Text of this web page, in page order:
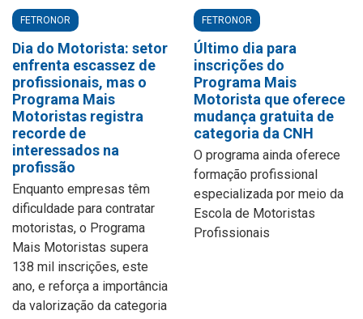
FETRONOR
Dia do Motorista: setor
enfrenta escassez de
profissionais, mas o
Programa Mais
Motoristas registra
recorde de
interessados na
profissão
Enquanto empresas têm
dificuldade para contratar
motoristas, o Programa
Mais Motoristas supera
138 mil inscrições, este
ano, e reforça a importância
da valorização da categoria
FETRONOR
Último dia para
inscrições do
Programa Mais
Motorista que oferece
mudança gratuita de
categoria da CNH
O programa ainda oferece
formação profissional
especializada por meio da
Escola de Motoristas
Profissionais